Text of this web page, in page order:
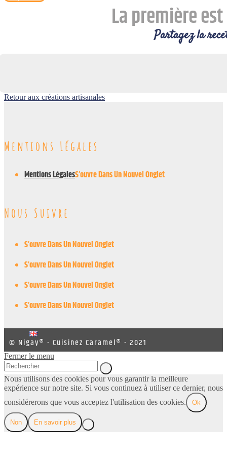
La première
Partagez la
Retour aux créations artisanales
Mentions Légales
Mentions LégalesS’ouvre Dans Un Nouvel Onglet
Nous Suivre
S’ouvre Dans Un Nouvel Onglet
S’ouvre Dans Un Nouvel Onglet
S’ouvre Dans Un Nouvel Onglet
S’ouvre Dans Un Nouvel Onglet
© Nigay® - Cuisinez Caramel® - 2021
Fermer le menu
Nous utilisons des cookies pour vous garantir la meilleure
expérience sur notre site. Si vous continuez à utiliser ce dernier, nous
considérerons que vous acceptez l'utilisation des cookies.
Ok
Non En savoir plus